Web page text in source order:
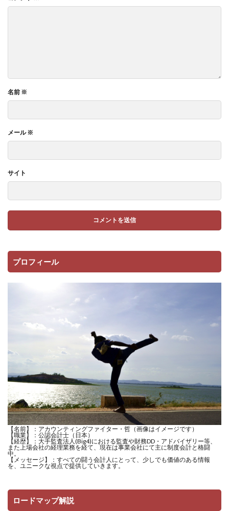
名前 ※
メール※
サイト
プロフィール
【名前】：アカウンティングファイター・哲（画像はイメージです）
【職業】：公認会計士（日本）
【経歴】：大手監査法人(Big4)における監査や財務DD・アドバイザリー等、
また上場会社の経理業務を経て、現在は事業会社にて主に制度会計と格闘
中。
【メッセージ】：すべての闘う会計人にとって、少しでも価値のある情報
を、ユニークな視点で提供していきます。
ロードマップ解説